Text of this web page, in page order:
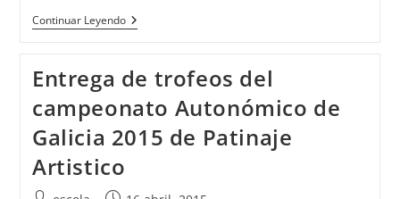
Continuar LeyendoCONCURSO
DINOSETOJOYA
Entrega de trofeos del
campeonato Autonómico de
Galicia 2015 de Patinaje
Artistico